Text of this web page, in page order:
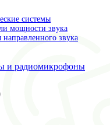
системы
мощности звука
звука
и радиомикрофоны